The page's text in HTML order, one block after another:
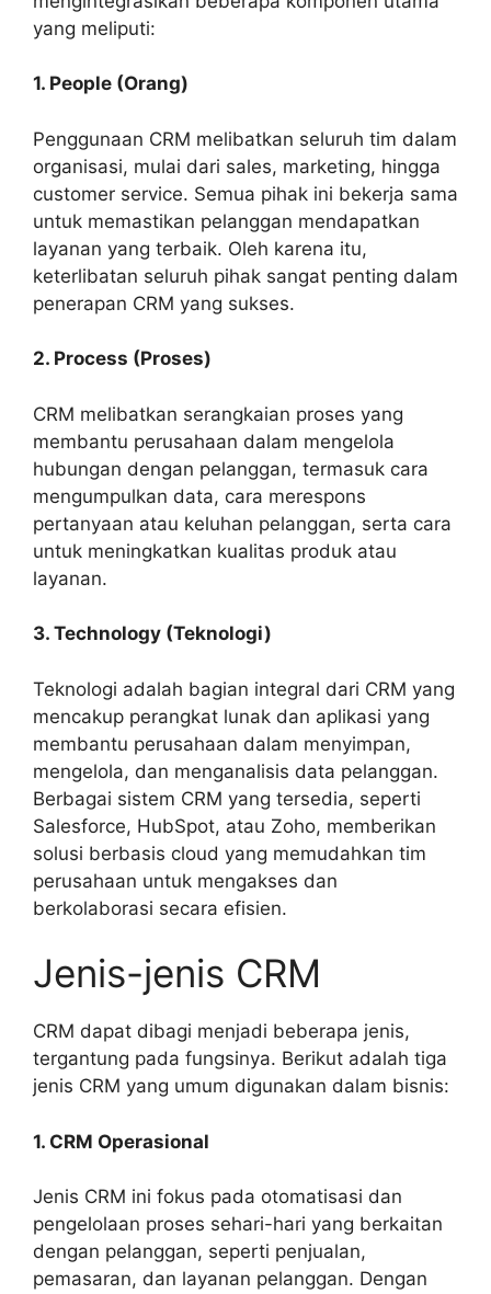
yang meliputi:
1. People (Orang)
Penggunaan CRM melibatkan seluruh tim dalam
organisasi, mulai dari sales, marketing, hingga
customer service. Semua pihak ini bekerja sama
untuk memastikan pelanggan mendapatkan
layanan yang terbaik. Oleh karena itu,
keterlibatan seluruh pihak sangat penting dalam
penerapan CRM yang sukses.
2. Process (Proses)
CRM melibatkan serangkaian proses yang
membantu perusahaan dalam mengelola
hubungan dengan pelanggan, termasuk cara
mengumpulkan data, cara merespons
pertanyaan atau keluhan pelanggan, serta cara
untuk meningkatkan kualitas produk atau
layanan.
3. Technology (Teknologi)
Teknologi adalah bagian integral dari CRM yang
mencakup perangkat lunak dan aplikasi yang
membantu perusahaan dalam menyimpan,
mengelola, dan menganalisis data pelanggan.
Berbagai sistem CRM yang tersedia, seperti
Salesforce, HubSpot, atau Zoho, memberikan
solusi berbasis cloud yang memudahkan tim
perusahaan untuk mengakses dan
berkolaborasi secara efisien.
Jenis-jenis CRM
CRM dapat dibagi menjadi beberapa jenis,
tergantung pada fungsinya. Berikut adalah tiga
jenis CRM yang umum digunakan dalam bisnis:
1. CRM Operasional
Jenis CRM ini fokus pada otomatisasi dan
pengelolaan proses sehari-hari yang berkaitan
dengan pelanggan, seperti penjualan,
pemasaran, dan layanan pelanggan. Dengan